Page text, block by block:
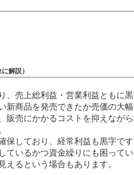
解説）
、売上総利益・営業利益ともに
新商品を発売できたか売価の大
販売にかかるコストを抑えなが
保しており、経常利益も黒字で
ているかつ資金繰りにも困って
えるという場合もあります。